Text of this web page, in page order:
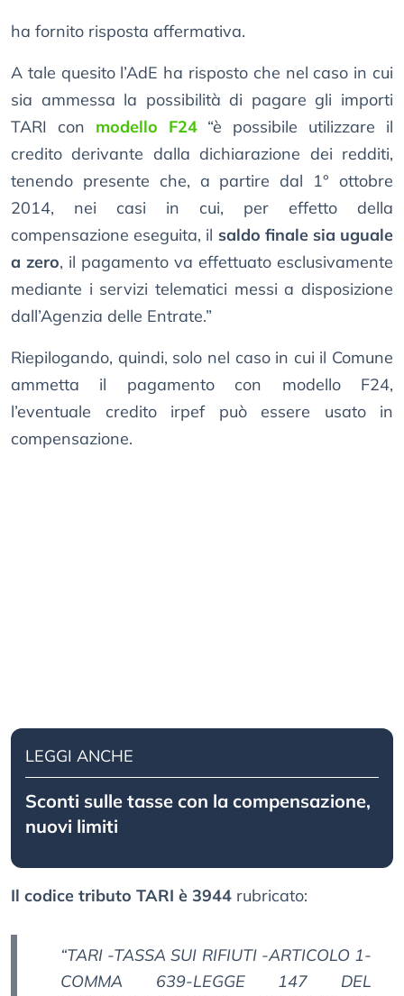
ha fornito risposta affermativa.
A tale quesito l’AdE ha risposto che nel caso in cui
sia ammessa la possibilità di pagare gli importi
TARI con modello F24“è possibile utilizzare il
credito derivante dalla dichiarazione dei redditi,
tenendo presente che, a partire dal 1° ottobre
2014, nei casi in cui, per effetto della
compensazione eseguita, il saldo finale sia uguale
a zero, il pagamento va effettuato esclusivamente
mediante i servizi telematici messi a disposizione
dall’Agenzia delle Entrate.”
Riepilogando, quindi, solo nel caso in cui il Comune
ammetta il pagamento con modello F24,
l’eventuale credito irpef può essere usato in
compensazione.
LEGGI ANCHE
Sconti sulle tasse con la compensazione,
nuovi limiti
Il codice tributo TARI è 3944 rubricato:
“TARI -TASSA SUI RIFIUTI -ARTICOLO 1-
COMMA 639-LEGGE 147 DEL